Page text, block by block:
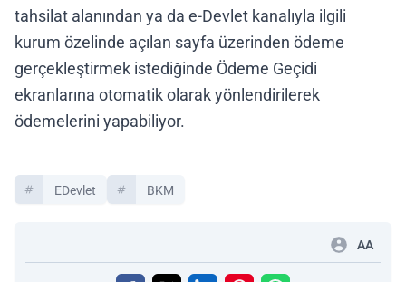
tahsilat alanından ya da e-Devlet kanalıyla ilgili
kurum özelinde açılan sayfa üzerinden ödeme
gerçekleştirmek istediğinde Ödeme Geçidi
ekranlarına otomatik olarak yönlendirilerek
ödemelerini yapabiliyor.
EDevlet BKM
AA